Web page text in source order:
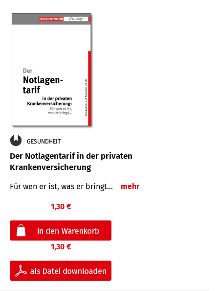
GESUNDHEIT
Der Notlagentarif in der privaten
Krankenversicherung
Für wen er ist, was er bringt… mehr
1,30 €
1,30 €